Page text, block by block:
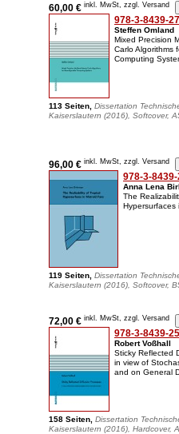
60,00 € inkl. MwSt, zzgl. Versand
978-3-8439-
Steffen Omland
Mixed Precision
Carlo Algorithms
Computing
113 Seiten, Dissertation
Kaiserslautern (2016), Softcover,
96,00 € inkl. MwSt, zzgl. Versand
978-3-
Anna Lena
The
Hypersurfaces
119 Seiten, Dissertation
Kaiserslautern (2016), Softcover,
72,00 € inkl. MwSt, zzgl. Versand
978-3-8439-
Robert Voßhall
Sticky Reflected
in view of
and on General
158 Seiten, Dissertation
Kaiserslautern (2016), Hardcover,